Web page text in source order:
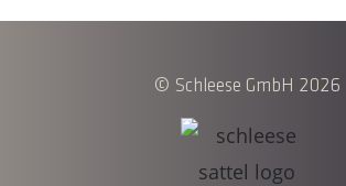
© Schleese GmbH 2026